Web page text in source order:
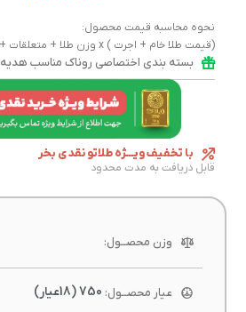
نحوه محاسبه قیمت محصول:
(قیمت طلا خام + اجرت ) x وزن طلا + متعلقات + ۷٪سود + ۹٪ مالیات
بسته بندی اختصاصی روناک مناسب هدیه
با تخفیف ویـــژه طلاتو نقدی بخر
قابل دریافت به مدت محدود
وزن محصــول:
عیار محصــول: 750 (18عیار)